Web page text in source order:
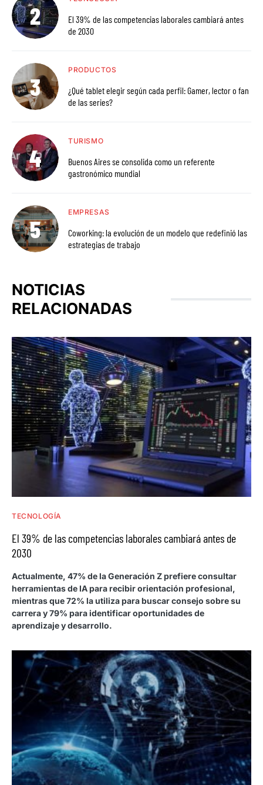
El 39% de las competencias laborales cambiará antes
de 2030
PRODUCTOS
¿Qué tablet elegir según cada perfil: Gamer, lector o fan
de las series?
TURISMO
Buenos Aires se consolida como un referente
gastronómico mundial
EMPRESAS
Coworking: la evolución de un modelo que redefinió las
estrategias de trabajo
NOTICIAS
RELACIONADAS
TECNOLOGÍA
El 39% de las competencias laborales cambiará antes de
2030
Actualmente, 47% de la Generación Z prefiere consultar
herramientas de IA para recibir orientación profesional,
mientras que 72% la utiliza para buscar consejo sobre su
carrera y 79% para identificar oportunidades de
aprendizaje y desarrollo.